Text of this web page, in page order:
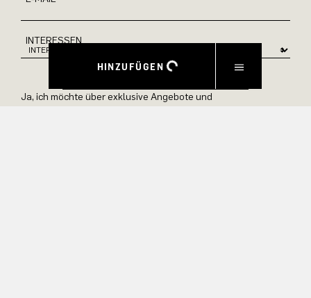
HINZUFÜGEN
INTERESSEN
Ja, ich möchte über exklusive Angebote und